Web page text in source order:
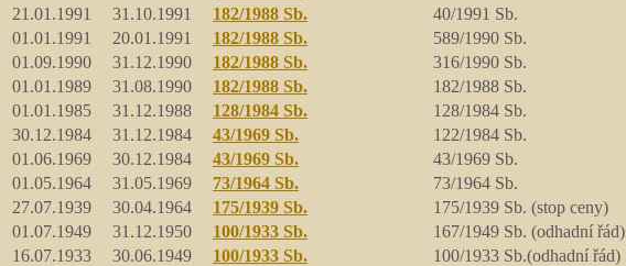
21.01.1991
31.10.1991 182/1988 Sb.
40/1991 Sb.
01.01.1991
20.01.1991 182/1988 Sb.
589/1990 Sb.
01.09.1990
31.12.1990 182/1988 Sb.
316/1990 Sb.
01.01.1989
31.08.1990 182/1988 Sb.
182/1988 Sb.
01.01.1985
31.12.1988 128/1984 Sb.
128/1984 Sb.
30.12.1984
31.12.1984 43/1969 Sb.
122/1984 Sb.
01.06.1969
30.12.1984 43/1969 Sb.
43/1969 Sb.
01.05.1964
31.05.1969 73/1964 Sb.
73/1964 Sb.
27.07.1939
30.04.1964 175/1939 Sb.
175/1939 Sb. (stop ceny)
01.07.1949
31.12.1950 100/1933 Sb.
167/1949 Sb. (odhadní řád)
16.07.1933
30.06.1949 100/1933 Sb.
100/1933 Sb.(odhadní řád)